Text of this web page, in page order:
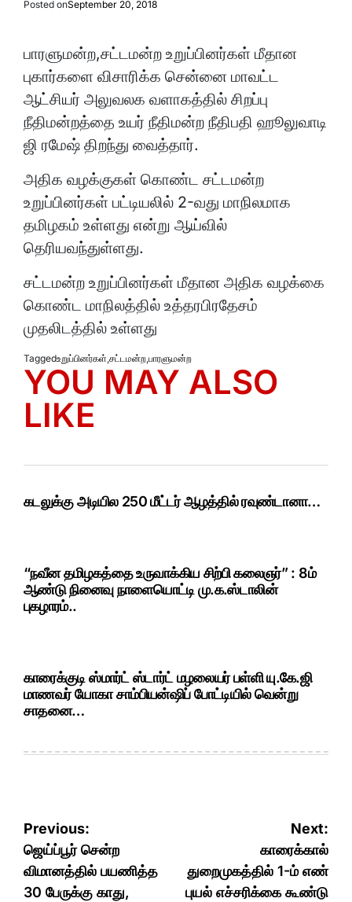
Posted onSeptember 20, 2018
பாரளுமன்ற,சட்டமன்ற உறுப்பினர்கள் மீதான
புகார்களை விசாரிக்க சென்னை மாவட்ட
ஆட்சியர் அலுவலக வளாகத்தில் சிறப்பு
நீதிமன்றத்தை உயர் நீதிமன்ற நீதிபதி ஹூலுவாடி
ஜி ரமேஷ் திறந்து வைத்தார்.
அதிக வழக்குகள் கொண்ட சட்டமன்ற
உறுப்பினர்கள் பட்டியலில் 2-வது மாநிலமாக
தமிழகம் உள்ளது என்று ஆய்வில்
தெரியவந்துள்ளது.
சட்டமன்ற உறுப்பினர்கள் மீதான அதிக வழக்கை
கொண்ட மாநிலத்தில் உத்தரபிரதேசம்
முதலிடத்தில் உள்ளது
Taggedஉறுப்பினர்கள்,சட்டமன்ற,பாரளுமன்ற
YOU MAY ALSO
LIKE
கடலுக்கு அடியில 250 மீட்டர் ஆழத்தில் ரவுண்டானா…
“நவீன தமிழகத்தை உருவாக்கிய சிற்பி கலைஞர்” : 8ம்
ஆண்டு நினைவு நாளையொட்டி மு.க.ஸ்டாலின்
புகழாரம்..
காரைக்குடி ஸ்மார்ட் ஸ்டார்ட் மழலையர் பள்ளி யு.கே.ஜி
மாணவர் யோகா சாம்பியன்ஷிப் போட்டியில் வென்று
சாதனை…
Post
navigation
Previous:
ஜெய்ப்பூர் சென்ற
விமானத்தில் பயணித்த
30 பேருக்கு காது,
Next:
காரைக்கால்
துறைமுகத்தில் 1-ம் எண்
புயல் எச்சரிக்கை கூண்டு